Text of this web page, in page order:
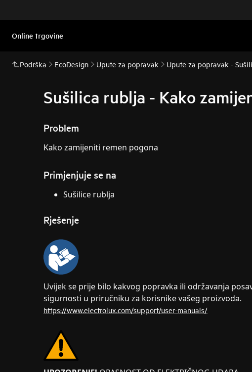
Online trgovine
Podrška EcoDesign Upute za popravak Upute za popravak -
Sušilica rublja - Kako
Problem
Kako zamijeniti remen pogona
Primjenjuje se na
Sušilice rublja
Rješenje
Uvijek se prije bilo kakvog popravka ili održavanja
sigurnosti u priručniku za korisnike vašeg proizvoda.
https://www.electrolux.com/support/user-manuals/